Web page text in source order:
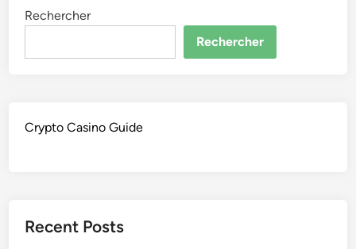
Rechercher
Rechercher
Crypto Casino Guide
Recent Posts